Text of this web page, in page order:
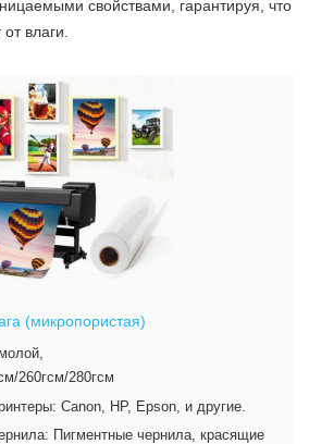
свойствами, гарантируя, что
влаги.
(микропористая)
260гсм/280гсм
Canon, HP, Epson, и другие.
Пигментные чернила, красящие